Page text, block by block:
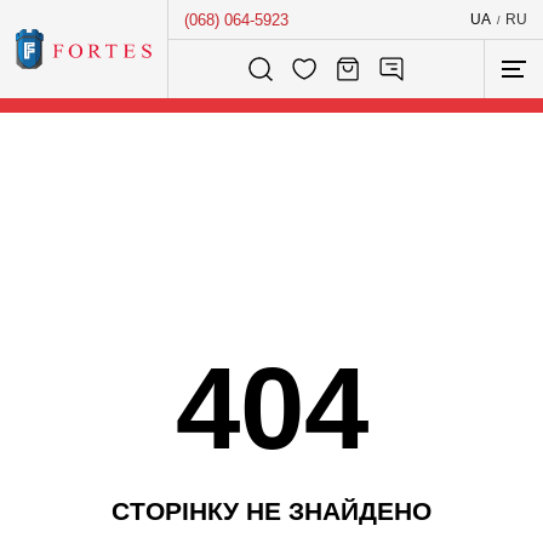
(068) 064-5923 UA / RU
Розумний пошук...
404
СТОРІНКУ НЕ ЗНАЙДЕНО